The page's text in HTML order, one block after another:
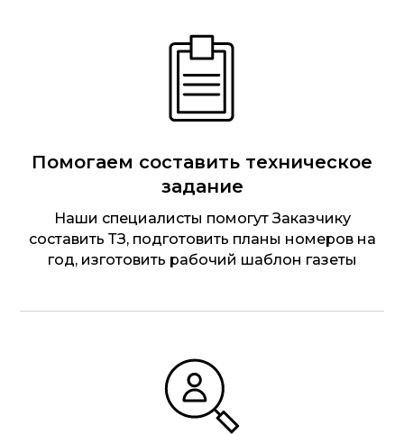
Помогаем составить техническое
задание
Наши специалисты помогут Заказчику
составить ТЗ, подготовить планы номеров на
год, изготовить рабочий шаблон газеты